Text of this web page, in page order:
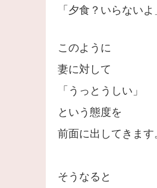
「夕食？いらないよ
このように
妻に対して
「うっとうしい」
という態度を
前面に出してきます
そうなると